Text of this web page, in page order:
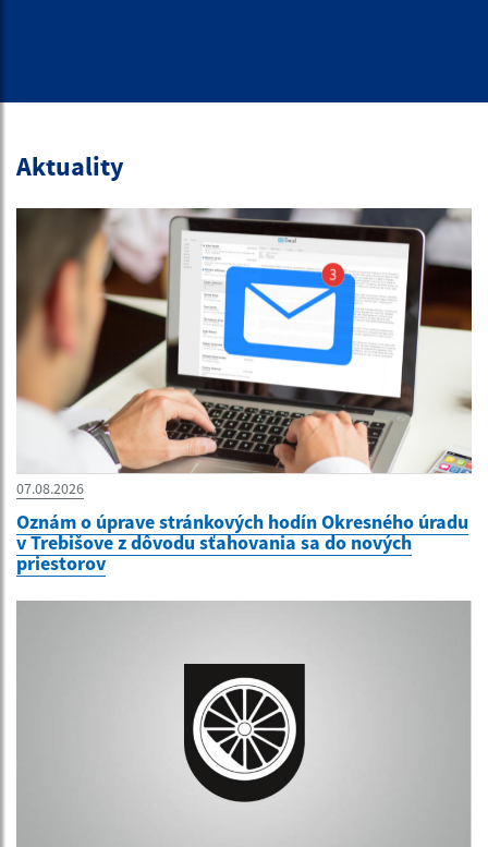
Aktuality
07.08.2026
Oznám o úprave stránkových hodín Okresného úradu
v Trebišove z dôvodu sťahovania sa do nových
priestorov